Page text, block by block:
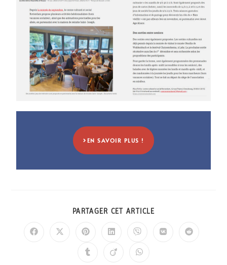
EN SAVOIR PLUS !
PARTAGER CET ARTICLE